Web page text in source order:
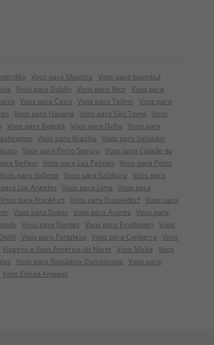
Voos para Maiorca Voos para Istambul
Voos para Dublin Voos para Nice Voos para
Voos para Cairo Voos para Tallinn Voos para
Voos para Havana Voos para São Tomé Voos
Voos para Bogotá Voos para Doha Voos para
Voos para Brasília Voos para Salvador
Voos para Porto Seguro Voos para Cidade do
Belfast Voos para Las Palmas Voos para Porto
Voos para Valletta Voos para Salzburg Voos para
Los Angeles Voos para Lima Voos para
Voos para Frankfurt Voos para Dusseldorf Voos para
Voos para Dakar Voos para Açores Voos para
Voos para Nantes Voos para Eindhoven Voos
Voos para Fortaleza Voos para Canberra Voos
Viagens e Voos América do Norte Voos Malta Voos
Voos para República Dominicana Voos para
Voos Etihad Airways